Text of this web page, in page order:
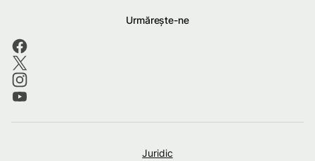
Urmărește-ne
Juridic